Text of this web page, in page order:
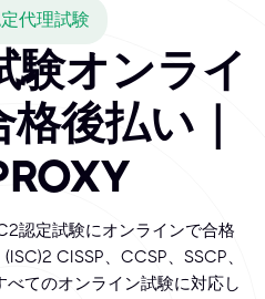
証コンソーシアム（ISC）²は
代理試験
験オンライ
後払い｜
認定試験にオンラインで合格
CISSP、CCSP、SSCP、
てのオンライン試験に対応し